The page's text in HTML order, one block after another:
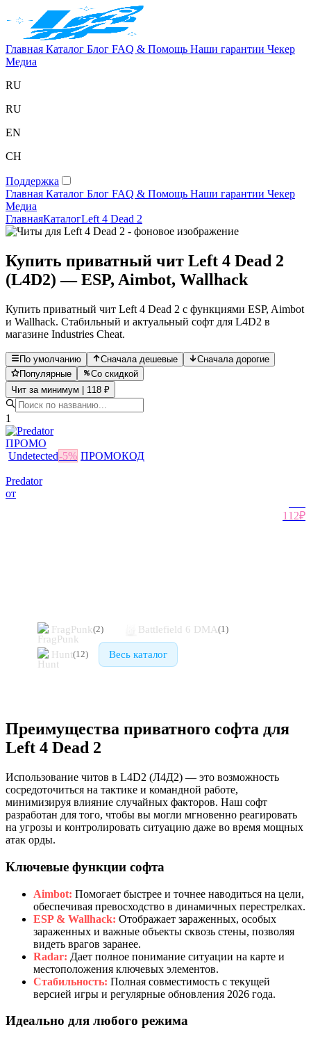
Главная Каталог Блог FAQ & Помощь Наши гарантии Чекер
Медиа
RU
RU
EN
CH
Поддержка
Главная Каталог Блог FAQ & Помощь Наши гарантии Чекер
Медиа
ГлавнаяКаталогLeft 4 Dead 2
Купить приватный чит Left 4 Dead 2
(L4D2) — ESP, Aimbot, Wallhack
Купить приватный чит Left 4 Dead 2 с функциями ESP, Aimbot
и Wallhack. Стабильный и актуальный софт для L4D2 в
магазине Industries Cheat.
По умолчанию Сначала дешевые
Сначала дорогие
Популярные
Со скидкой
Чит за минимум | 118 ₽
1
ПРОМО
Undetected-5% ПРОМОКОД
Predator
от
112₽
FragPunk(2) Battlefield 6 DMA(1)
Hunt(12) Весь каталог
Преимущества приватного софта для
Left 4 Dead 2
Использование читов в L4D2 (Л4Д2) — это возможность
сосредоточиться на тактике и командной работе,
минимизируя влияние случайных факторов. Наш софт
разработан для того, чтобы вы могли мгновенно реагировать
на угрозы и контролировать ситуацию даже во время мощных
атак орды.
Ключевые функции софта
Aimbot: Помогает быстрее и точнее наводиться на цели,
обеспечивая превосходство в динамичных перестрелках.
ESP & Wallhack: Отображает зараженных, особых
зараженных и важные объекты сквозь стены, позволяя
видеть врагов заранее.
Radar: Дает полное понимание ситуации на карте и
местоположения ключевых элементов.
Стабильность: Полная совместимость с текущей
версией игры и регулярные обновления 2026 года.
Идеально для любого режима